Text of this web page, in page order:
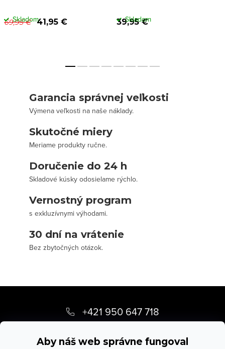
Aby náš web správne fungoval
69,95 € 41,95 €
Skladom 39,95 €
Skladom
Garancia správnej veľkosti
Výmena veľkosti na naše náklady.
Skutočné miery
Meriame produkty ručne.
Doručenie do 24 h
Skladové kúsky odosielame rýchlo.
Vernostný program
s exkluzívnymi výhodami.
30 dní na vrátenie
Bez zbytočných otázok.
p
+421 950 647 718